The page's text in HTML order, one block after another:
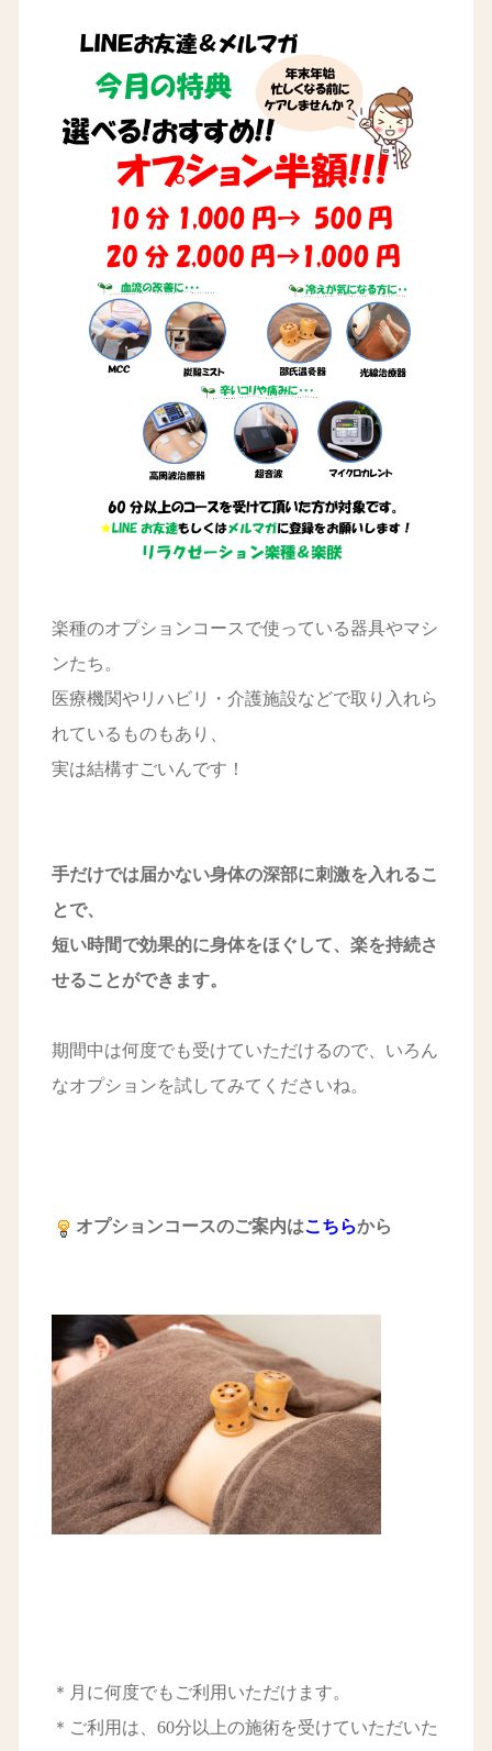
楽種のオプションコースで使っている器具やマシ
ンたち。
医療機関やリハビリ・介護施設などで取り入れら
れているものもあり、
実は結構すごいんです！
手だけでは届かない身体の深部に刺激を入れるこ
とで、
短い時間で効果的に身体をほぐして、 楽を持続さ
せることができます。
期間中は何度でも受けていただけるので、いろん
なオプションを試してみてくださいね。
オプションコースのご案内はこちらから
＊月に何度でもご利用いただけます。
＊ご利用は、60分以上の施術を受けていただいた